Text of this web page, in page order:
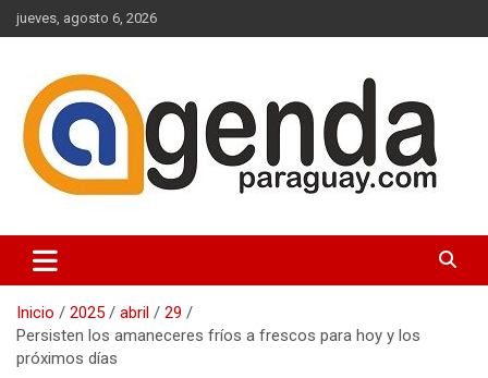
Saltar
al
jueves, agosto 6, 2026
Agenda Paraguay
Inicio 2025 abril
29
Persisten los amaneceres fríos a frescos para hoy y los
próximos días